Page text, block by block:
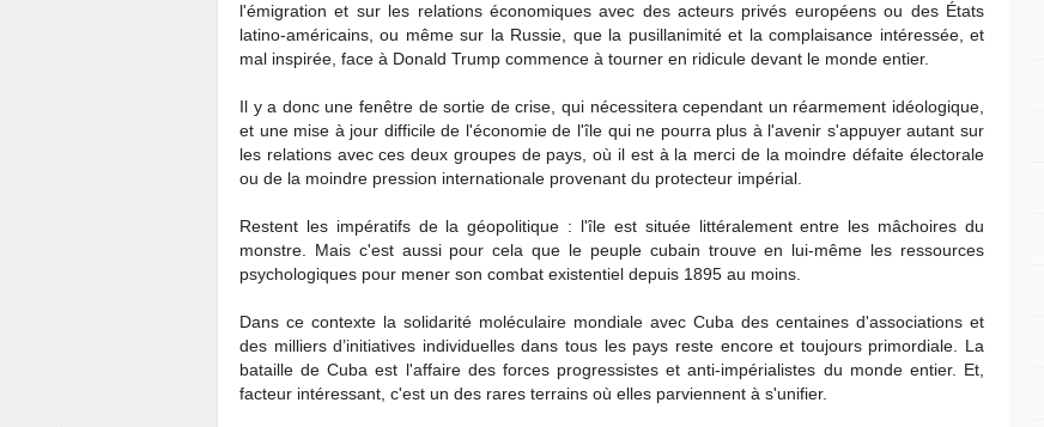
l'émigration et sur les relations économiques avec des acteurs privés européens ou des États
latino-américains, ou même sur la Russie, que la pusillanimité et la complaisance intéressée, et
mal inspirée, face à Donald Trump commence à tourner en ridicule devant le monde entier.
Il y a donc une fenêtre de sortie de crise, qui nécessitera cependant un réarmement idéologique,
et une mise à jour difficile de l'économie de l'île qui ne pourra plus à l'avenir s'appuyer autant sur
les relations avec ces deux groupes de pays, où il est à la merci de la moindre défaite électorale
ou de la moindre pression internationale provenant du protecteur impérial.
Restent les impératifs de la géopolitique : l'île est située littéralement entre les mâchoires du
monstre. Mais c'est aussi pour cela que le peuple cubain trouve en lui-même les ressources
psychologiques pour mener son combat existentiel depuis 1895 au moins.
Dans ce contexte la solidarité moléculaire mondiale avec Cuba des centaines d'associations et
des milliers d’initiatives individuelles dans tous les pays reste encore et toujours primordiale. La
bataille de Cuba est l'affaire des forces progressistes et anti-impérialistes du monde entier. Et,
facteur intéressant, c'est un des rares terrains où elles parviennent à s'unifier.